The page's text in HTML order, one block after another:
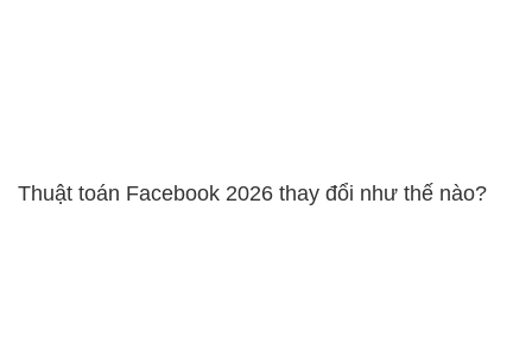
Thuật toán Facebook 2026 thay đổi như thế nào?